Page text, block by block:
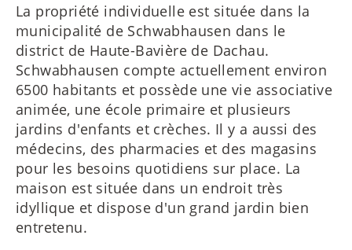
La propriété individuelle est située dans la
municipalité de Schwabhausen dans le
district de Haute-Bavière de Dachau.
Schwabhausen compte actuellement environ
6500 habitants et possède une vie associative
animée, une école primaire et plusieurs
jardins d'enfants et crèches. Il y a aussi des
médecins, des pharmacies et des magasins
pour les besoins quotidiens sur place. La
maison est située dans un endroit très
idyllique et dispose d'un grand jardin bien
entretenu.